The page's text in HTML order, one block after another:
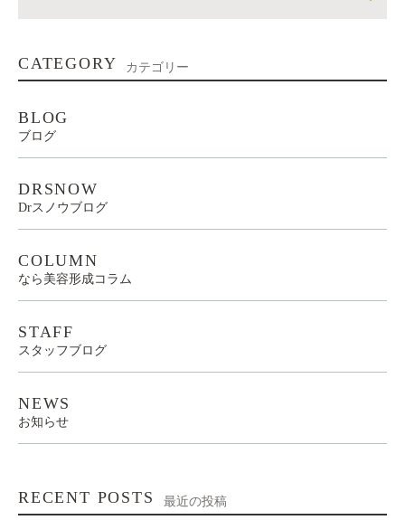
CATEGORY カテゴリー
BLOG
ブログ
DRSNOW
Drスノウブログ
COLUMN
なら美容形成コラム
STAFF
スタッフブログ
NEWS
お知らせ
RECENT POSTS 最近の投稿